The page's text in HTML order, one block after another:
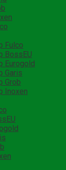
Fulco
BossEU
Eurogold
Garis
Grob
Inoxen